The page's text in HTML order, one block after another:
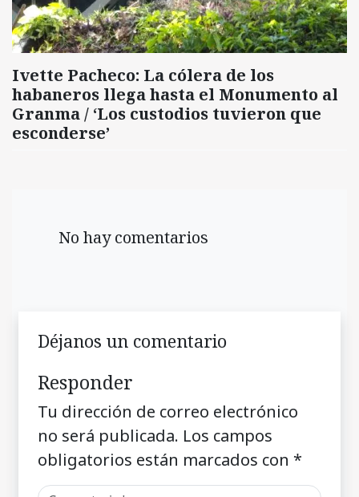
Ivette Pacheco: La cólera de los
habaneros llega hasta el Monumento al
Granma / ‘Los custodios tuvieron que
esconderse’
No hay comentarios
Déjanos un comentario
Responder
Tu dirección de correo electrónico
no será publicada. Los campos
obligatorios están marcados con *